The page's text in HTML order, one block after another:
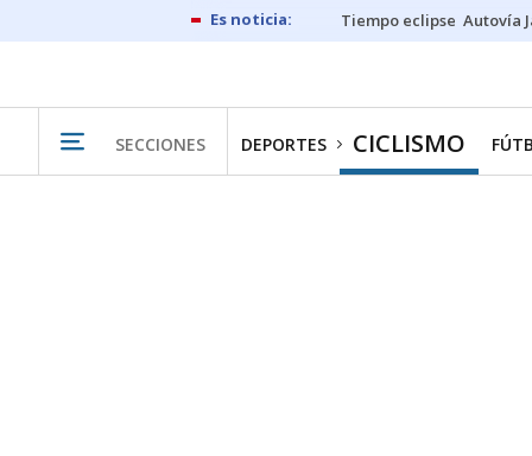
Tiempo eclipse Autovía
SECCIONES DEPORTES CICLISMO